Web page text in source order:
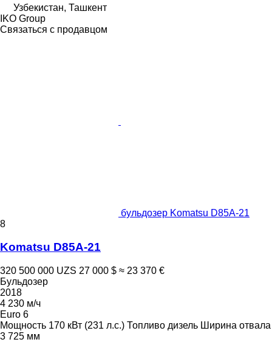
Узбекистан, Ташкент
IKO Group
Связаться с продавцом
бульдозер Komatsu D85A-21
8
Komatsu D85A-21
320 500 000 UZS 27 000 $ ≈ 23 370 €
Бульдозер
2018
4 230 м/ч
Euro 6
Мощность 170 кВт (231 л.с.) Топливо дизель Ширина отвала
3 725 мм